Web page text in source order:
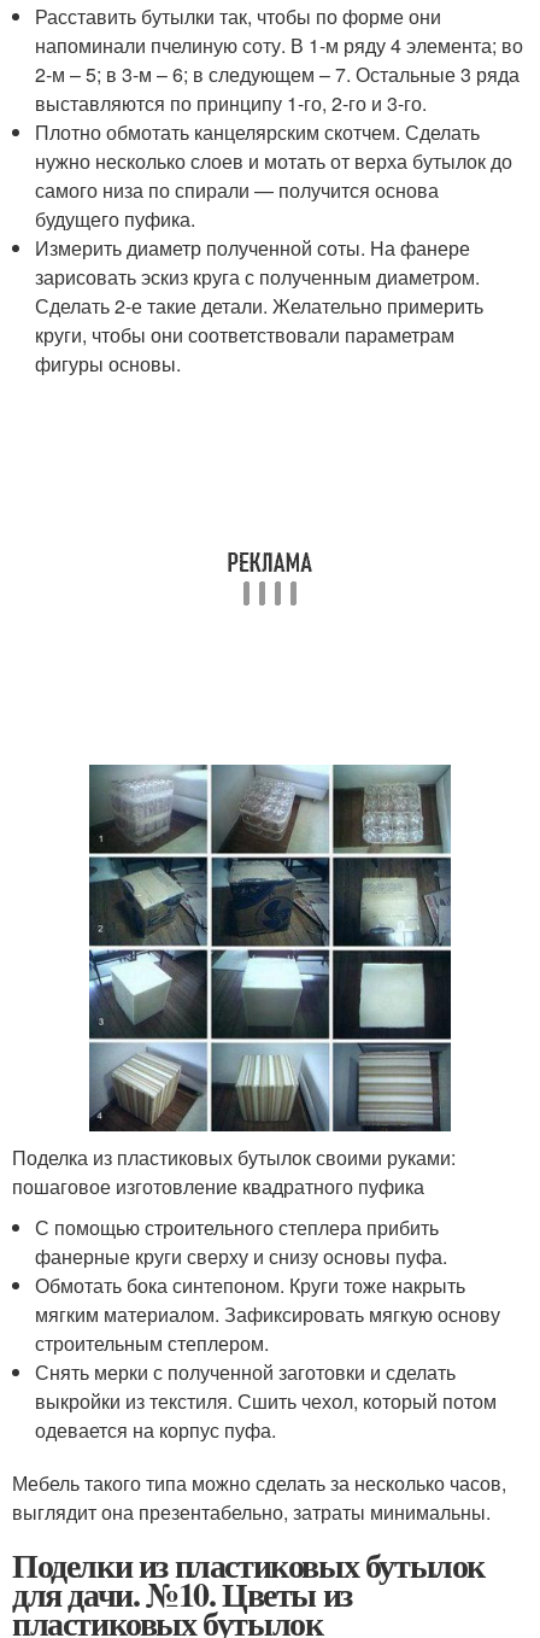
Расставить бутылки так, чтобы по форме они
напоминали пчелиную соту. В 1-м ряду 4 элемента; во
2-м – 5; в 3-м – 6; в следующем – 7. Остальные 3 ряда
выставляются по принципу 1-го, 2-го и 3-го.
Плотно обмотать канцелярским скотчем. Сделать
нужно несколько слоев и мотать от верха бутылок до
самого низа по спирали — получится основа
будущего пуфика.
Измерить диаметр полученной соты. На фанере
зарисовать эскиз круга с полученным диаметром.
Сделать 2-е такие детали. Желательно примерить
круги, чтобы они соответствовали параметрам
фигуры основы.
Поделка из пластиковых бутылок своими руками:
пошаговое изготовление квадратного пуфика
С помощью строительного степлера прибить
фанерные круги сверху и снизу основы пуфа.
Обмотать бока синтепоном. Круги тоже накрыть
мягким материалом. Зафиксировать мягкую основу
строительным степлером.
Снять мерки с полученной заготовки и сделать
выкройки из текстиля. Сшить чехол, который потом
одевается на корпус пуфа.
Мебель такого типа можно сделать за несколько часов,
выглядит она презентабельно, затраты минимальны.
Поделки из пластиковых бутылок
для дачи. №10. Цветы из
пластиковых бутылок